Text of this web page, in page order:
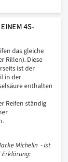
4S-
das gleiche
Rillen). Diese
ist der
in der
enthalten
Reifen ständig
Michelin - ist
Erklärung: